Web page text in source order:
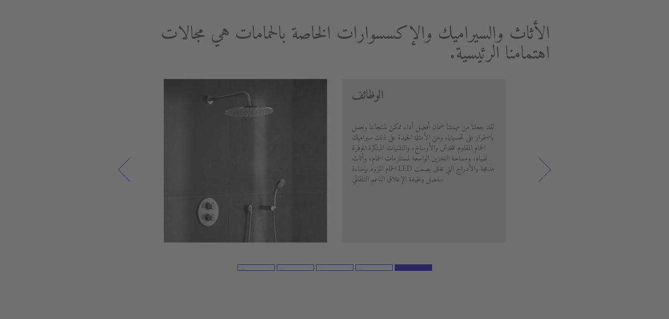
الأثاث والسيراميك والإكسسوارات الخاصة بالحمامات هي مجالات
اهتمامنا الرئيسية.
الوظائف
لقد جعلنا من مهمتنا ضمان أفضل أداء ممكن لمنتجاتنا ونعمل
باستمرار على تحسينها. ومن الأمثلة الجيدة على ذلك سيراميك
الحمام المقاوم للخدش والأوساخ، والتقنيات المبتكرة الموفرة
للمياه، ومساحة التخزين الواسعة لمستلزمات الحمام، وأثاث
الحمام المزود بإضاءة LED مدمجة والأدراج التي تغلق بصمت
بفضل وظيفة الإغلاق الناعم التلقائي.
الأكريليكية أقصى قدر من الرفاهية وجودة الحياة.
السبب نسعى دائمًا إلى دمج أحدث التقنيات في
الحمام وأثاث الحمام من ديورافيت وخلق مكان مريح